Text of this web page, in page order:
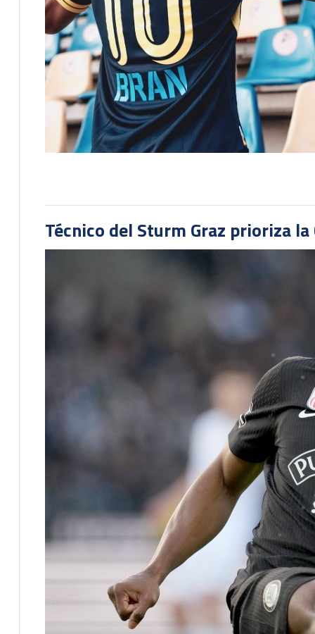
Técnico del Sturm Graz prioriza